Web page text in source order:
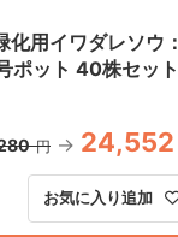
用イワダレソウ：
ット 40株セット
円 24,552
お気に入り追加